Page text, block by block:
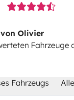
Olivier
Fahrzeuge
Fahrzeugs